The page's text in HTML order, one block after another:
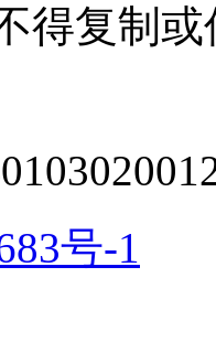
得复制或
号-1